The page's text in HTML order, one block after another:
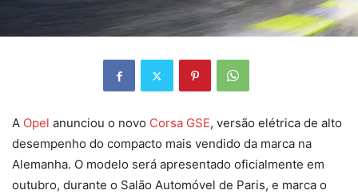
A Opel anunciou o novo Corsa GSE, versão elétrica de alto
desempenho do compacto mais vendido da marca na
Alemanha. O modelo será apresentado oficialmente em
outubro, durante o Salão Automóvel de Paris, e marca o